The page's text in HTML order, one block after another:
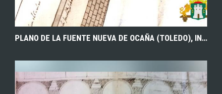
PLANO DE LA FUENTE NUEVA DE OCAÑA (TOLEDO), INCLUIDO EN LOS AUTOS DEL PLEITO MANTENIDO ENTRE ESTA VILLA Y LAS MONJAS DEL CONVENTO DE SANTA CLARA POR EL APROVECHAMIENTO DE LAS AGUAS SOBRANTES. 1724. ARCHIVO MUNICIPAL DE OCAÑA.